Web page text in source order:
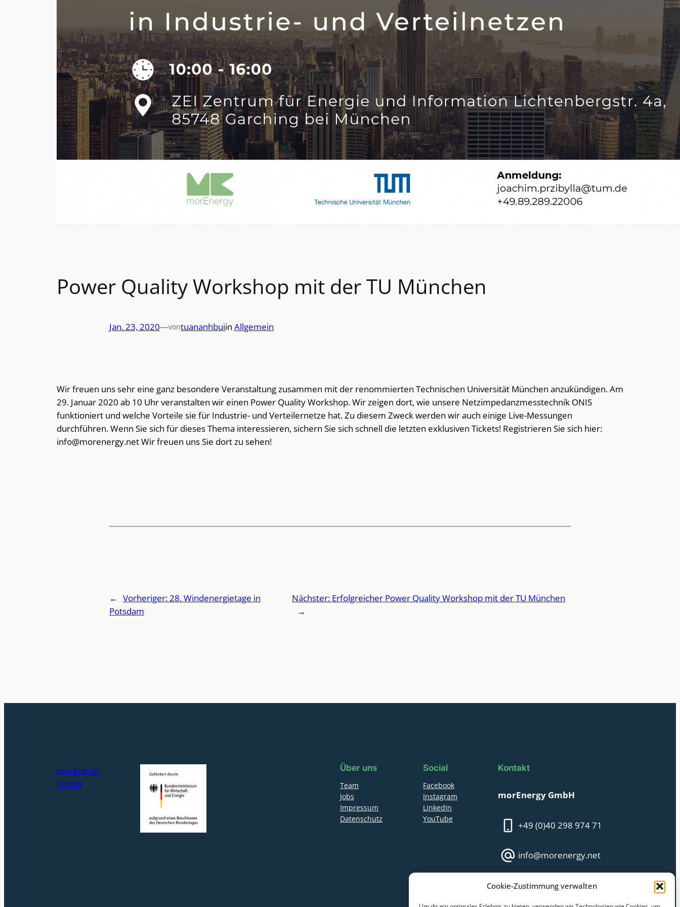
Cookie-Zustimmung verwalten
Power Quality Workshop mit der TU München
Jan. 23, 2020—vontuananhbuiin Allgemein
Wir freuen uns sehr eine ganz besondere Veranstaltung zusammen mit der renommierten Technischen Universität München anzukündigen. Am
29. Januar 2020 ab 10 Uhr veranstalten wir einen Power Quality Workshop. Wir zeigen dort, wie unsere Netzimpedanzmesstechnik ONIS
funktioniert und welche Vorteile sie für Industrie- und Verteilernetze hat. Zu diesem Zweck werden wir auch einige Live-Messungen
durchführen. Wenn Sie sich für dieses Thema interessieren, sichern Sie sich schnell die letzten exklusiven Tickets! Registrieren Sie sich hier:
info@morenergy.net Wir freuen uns Sie dort zu sehen!
← Vorheriger:28. Windenergietage in
Potsdam
Nächster: Erfolgreicher Power Quality Workshop mit der TU München
→
morEnergy
GmbH
Über uns
Team
Jobs
Impressum
Datenschutz
Social
Facebook
Instagram
LinkedIn
YouTube
Kontakt
morEnergy GmbH
+49 (0)40 298 974 71
info@morenergy.net
Monday – Friday: